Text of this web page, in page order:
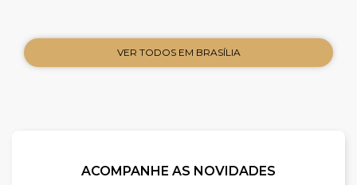
VER TODOS EM BRASÍLIA
ACOMPANHE AS NOVIDADES